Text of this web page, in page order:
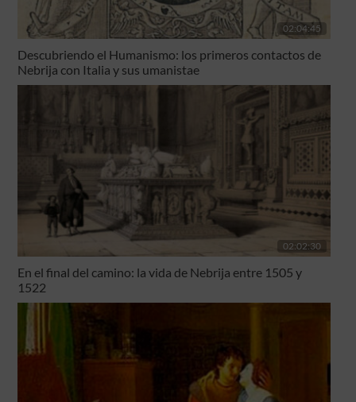
02:04:45
Descubriendo el Humanismo: los primeros contactos de
Nebrija con Italia y sus umanistae
02:02:30
En el final del camino: la vida de Nebrija entre 1505 y
1522